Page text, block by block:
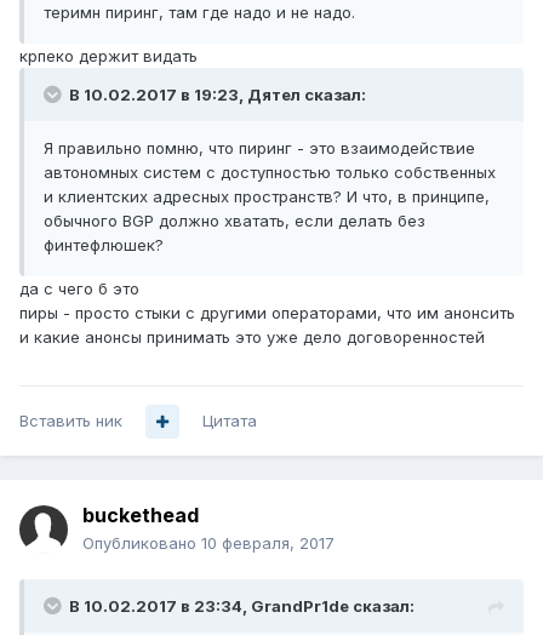
теримн пиринг, там где надо и не надо.
крпеко держит видать
В 10.02.2017 в 19:23, Дятел сказал:
Я правильно помню, что пиринг - это взаимодействие
автономных систем с доступностью только собственных
и клиентских адресных пространств? И что, в принципе,
обычного BGP должно хватать, если делать без
финтефлюшек?
да с чего б это
пиры - просто стыки с другими операторами, что им анонсить
и какие анонсы принимать это уже дело договоренностей
Вставить ник Цитата
buckethead
Опубликовано 10 февраля, 2017
В 10.02.2017 в 23:34, GrandPr1de сказал: